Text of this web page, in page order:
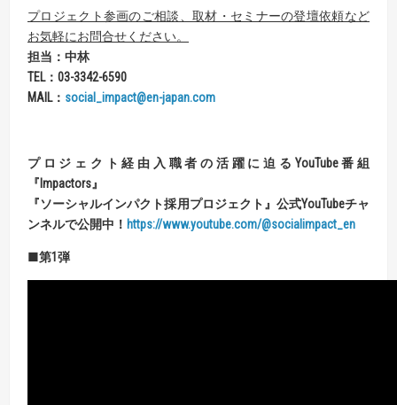
プロジェクト参画のご相談、取材・セミナーの登壇依頼など
お気軽にお問合せください。
担当：中林
TEL： 03-3342-6590
MAIL： social_impact@en-japan.com
プロジェクト経由入職者の活躍に迫る YouTube番組
『 Impactors』
『ソーシャルインパクト採用プロジェクト』 公式YouTubeチャ
ンネルで公開中！ https://www.youtube.com/@socialimpact_en
■第1 弾